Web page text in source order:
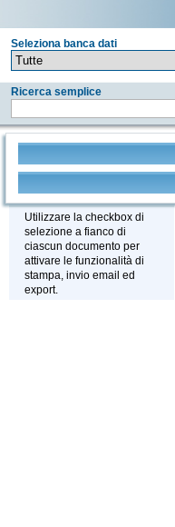
Seleziona banca dati
Ricerca semplice
Stampa - Email - Export
Utilizzare la checkbox di
selezione a fianco di
ciascun documento per
attivare le funzionalità di
stampa, invio email ed
export.